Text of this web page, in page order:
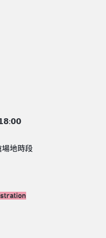
地時段